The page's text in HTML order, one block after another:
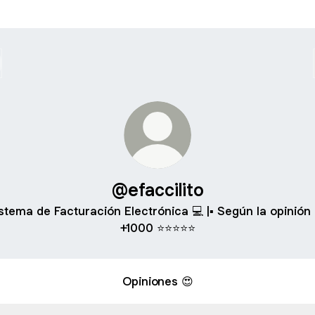
@efaccilito
de Facturación Electrónica 💻 |▪️ Según la opinión
+1000 ⭐️⭐️⭐️⭐️⭐️
Opiniones 😍